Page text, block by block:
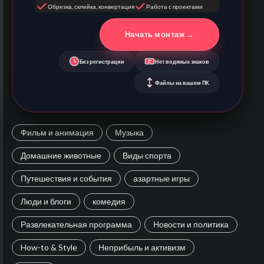
Обрезка, склейка, конвертация
Работа с проектами
Начать монтаж →
Без регистрации Нет водяных знаков
Файлы на вашем ПК
Фильм и анимация Музыка
Домашние животные Виды спорта
Путешествия и события азартные игры
Люди и блоги комедия
Развлекательная программа Новости и политика
How-to & Style Неприбыль и активизм